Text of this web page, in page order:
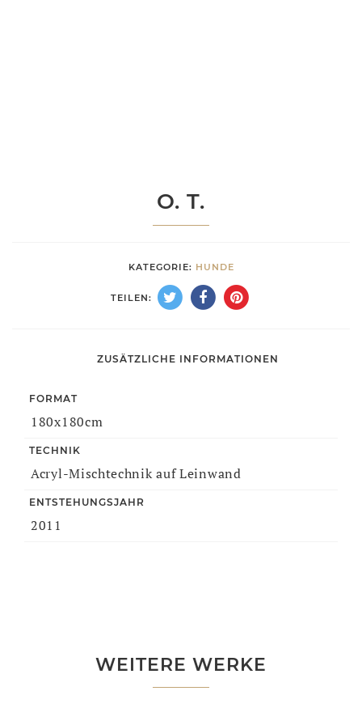
O. T.
KATEGORIE: HUNDE
TEILEN:
ZUSÄTZLICHE INFORMATIONEN
FORMAT
180x180cm
TECHNIK
Acryl-Mischtechnik auf Leinwand
ENTSTEHUNGSJAHR
2011
WEITERE WERKE